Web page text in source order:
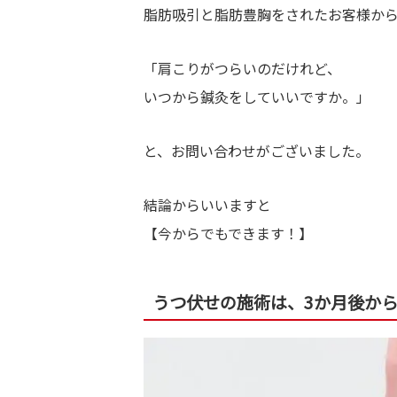
脂肪吸引と脂肪豊胸をされたお客様か
「肩こりがつらいのだけれど、
いつから鍼灸をしていいですか。」
と、お問い合わせがございました。
結論からいいますと
【今からでもできます！】
うつ伏せの施術は、3か月後か